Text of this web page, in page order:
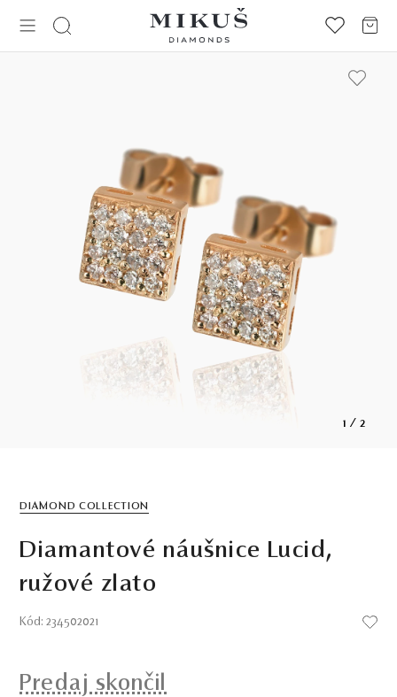
1 / 2
DIAMOND COLLECTION
Diamantové náušnice Lucid,
ružové zlato
Kód: 234502021
Predaj skončil